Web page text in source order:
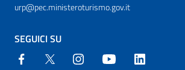
urp@pec.ministeroturismo.gov.it
SEGUICI SU